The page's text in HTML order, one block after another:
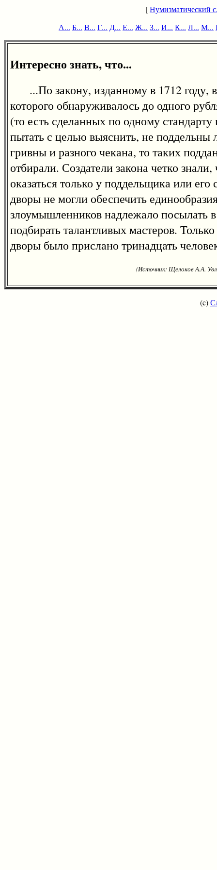
[Нумизматический
А... Б... В... Г... Д... Е... Ж... З... И... К... Л... М...
Интересно знать, что...
...По закону, изданному в 1712 году,
которого обнаруживалось до одного
(то есть сделанных по одному
пытать с целью выяснить, не поддельны
гривны и разного чекана, то таких
отбирали. Создатели закона четко
оказаться только у поддельщика или
дворы не могли обеспечить
злоумышленников надлежало посылать
подбирать талантливых мастеров.
дворы было прислано тринадцать
(Источник: Щелоков А.А.
(c)